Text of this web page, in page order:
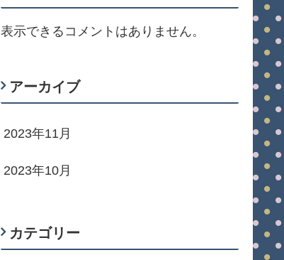
表示できるコメントはありません。
アーカイブ
2023年11月
2023年10月
カテゴリー